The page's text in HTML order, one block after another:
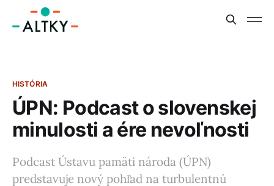
HISTÓRIA
ÚPN: Podcast o slovenskej
minulosti a ére nevoľnosti
Podcast Ústavu pamäti národa (ÚPN)
predstavuje nový pohľad na turbulentnú